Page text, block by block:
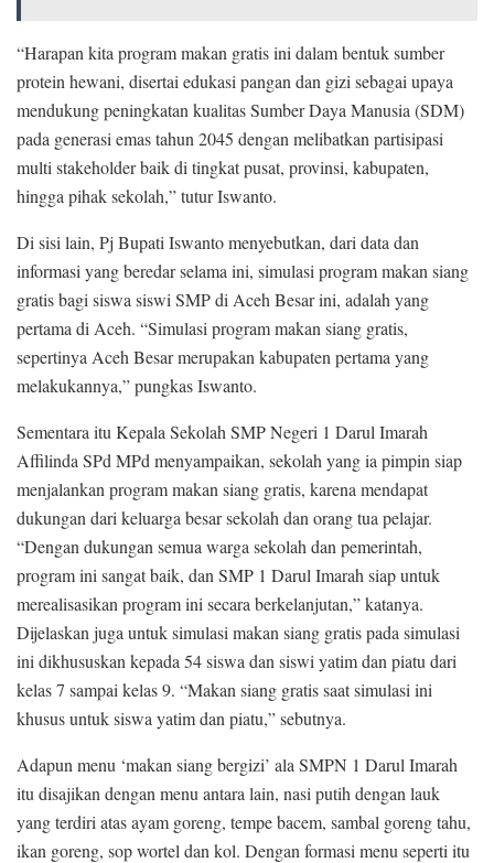
“Harapan kita program makan gratis ini dalam bentuk sumber
protein hewani, disertai edukasi pangan dan gizi sebagai upaya
mendukung peningkatan kualitas Sumber Daya Manusia (SDM)
pada generasi emas tahun 2045 dengan melibatkan partisipasi
multi stakeholder baik di tingkat pusat, provinsi, kabupaten,
hingga pihak sekolah,” tutur Iswanto.
Di sisi lain, Pj Bupati Iswanto menyebutkan, dari data dan
informasi yang beredar selama ini, simulasi program makan siang
gratis bagi siswa siswi SMP di Aceh Besar ini, adalah yang
pertama di Aceh. “Simulasi program makan siang gratis,
sepertinya Aceh Besar merupakan kabupaten pertama yang
melakukannya,” pungkas Iswanto.
Sementara itu Kepala Sekolah SMP Negeri 1 Darul Imarah
Affilinda SPd MPd menyampaikan, sekolah yang ia pimpin siap
menjalankan program makan siang gratis, karena mendapat
dukungan dari keluarga besar sekolah dan orang tua pelajar.
“Dengan dukungan semua warga sekolah dan pemerintah,
program ini sangat baik, dan SMP 1 Darul Imarah siap untuk
merealisasikan program ini secara berkelanjutan,” katanya.
Dijelaskan juga untuk simulasi makan siang gratis pada simulasi
ini dikhususkan kepada 54 siswa dan siswi yatim dan piatu dari
kelas 7 sampai kelas 9. “Makan siang gratis saat simulasi ini
khusus untuk siswa yatim dan piatu,” sebutnya.
Adapun menu ‘makan siang bergizi’ ala SMPN 1 Darul Imarah
itu disajikan dengan menu antara lain, nasi putih dengan lauk
yang terdiri atas ayam goreng, tempe bacem, sambal goreng tahu,
ikan goreng, sop wortel dan kol. Dengan formasi menu seperti itu